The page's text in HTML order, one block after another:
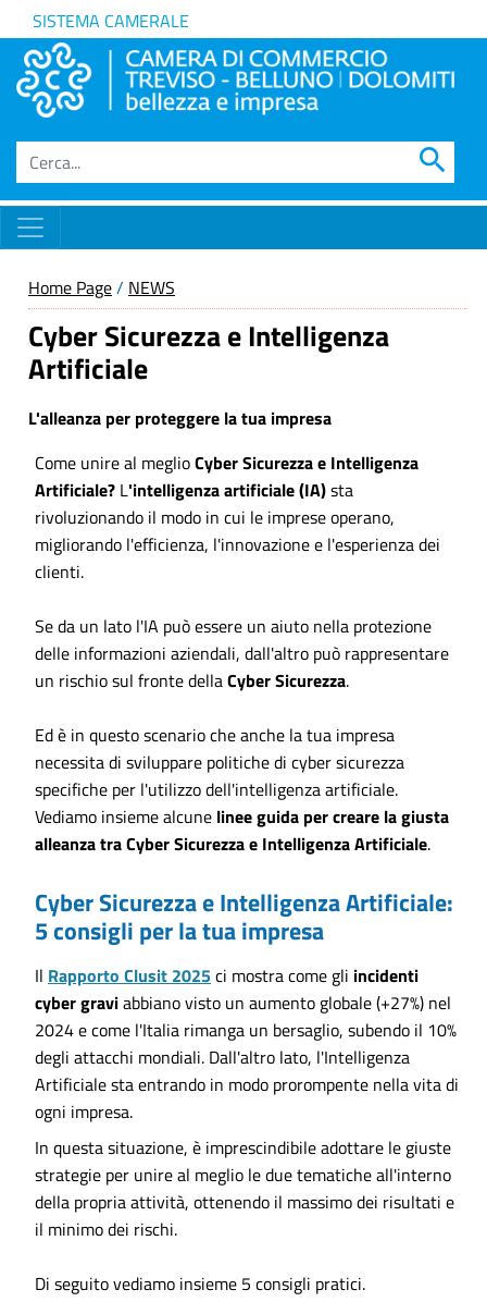
SISTEMA CAMERALE
search
Home Page/ NEWS
Cyber Sicurezza e Intelligenza
Artificiale
L'alleanza per proteggere la tua impresa
Come unire al meglioCyber Sicurezza e Intelligenza
Artificiale? L'intelligenza artificiale (IA)sta
rivoluzionando il modo in cui le imprese operano,
migliorando l'efficienza, l'innovazione e l'esperienza dei
clienti.
Se da un lato l'IA può essere un aiuto nella protezione
delle informazioni aziendali, dall'altro può rappresentare
un rischio sul fronte dellaCyber Sicurezza.
Ed è in questo scenario che anche la tua impresa
necessita di sviluppare politiche di cyber sicurezza
specifiche per l'utilizzo dell'intelligenza artificiale.
Vediamo insieme alcune linee guida per creare la giusta
alleanza tra Cyber Sicurezza e Intelligenza Artificiale.
Cyber Sicurezza e Intelligenza Artificiale:
5 consigli per la tua impresa
Il Rapporto Clusit 2025ci mostra come gli incidenti
cyber graviabbiano visto un aumento globale (+27%) nel
2024 e come l'Italia rimanga un bersaglio, subendo il 10%
degli attacchi mondiali. Dall'altro lato, l'Intelligenza
Artificiale sta entrando in modo prorompente nella vita di
ogni impresa.
In questa situazione, è imprescindibile adottare le giuste
strategie per unire al meglio le due tematiche all'interno
della propria attività, ottenendo il massimo dei risultati e
il minimo dei rischi.
Di seguito vediamo insieme 5 consigli pratici.